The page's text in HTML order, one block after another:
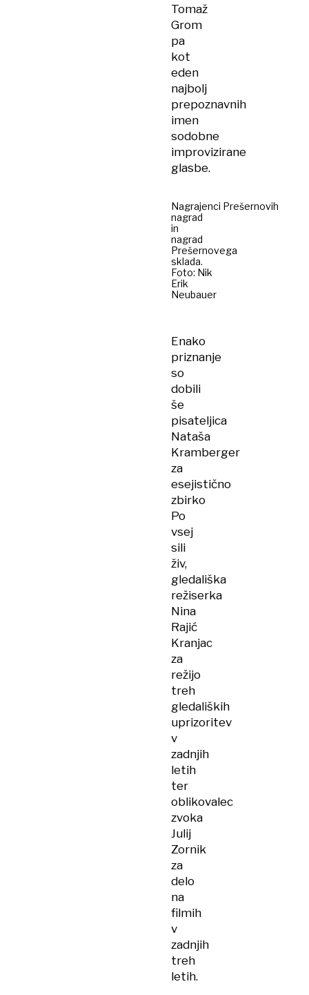
Tomaž
Grom
pa
kot
eden
najbolj
prepoznavnih
imen
sodobne
improvizirane
glasbe.
Nagrajenci Prešernovih
nagrad
in
nagrad
Prešernovega
sklada.
Foto: Nik
Erik
Neubauer
Enako
priznanje
so
dobili
še
pisateljica
Nataša
Kramberger
za
esejistično
zbirko
Po
vsej
sili
živ,
gledališka
režiserka
Nina
Rajić
Kranjac
za
režijo
treh
gledaliških
uprizoritev
v
zadnjih
letih
ter
oblikovalec
zvoka
Julij
Zornik
za
delo
na
filmih
v
zadnjih
treh
letih.